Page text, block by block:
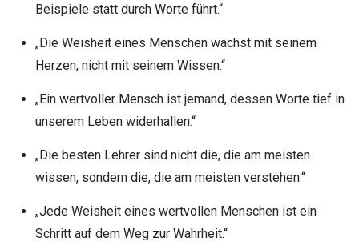
Beispiele statt durch Worte führt.“
„Die Weisheit eines Menschen wächst mit seinem
Herzen, nicht mit seinem Wissen.“
„Ein wertvoller Mensch ist jemand, dessen Worte tief in
unserem Leben widerhallen.“
„Die besten Lehrer sind nicht die, die am meisten
wissen, sondern die, die am meisten verstehen.“
„Jede Weisheit eines wertvollen Menschen ist ein
Schritt auf dem Weg zur Wahrheit.“